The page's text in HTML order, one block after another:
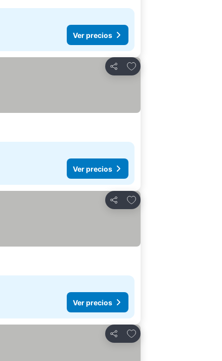
Ver precios
Compartir
Agregar a favoritos
Ver precios
Compartir
Agregar a favoritos
Ver precios
Compartir
Agregar a favoritos